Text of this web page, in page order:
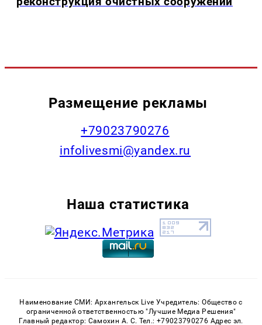
Размещение рекламы
+79023790276
infolivesmi@yandex.ru
Наша статистика
Наименование СМИ: Архангельск Live Учредитель: Общество с
ограниченной ответственностью "Лучшие Медиа Решения"
Главный редактор: Самохин А. С. Тел.: +79023790276 Адрес эл.